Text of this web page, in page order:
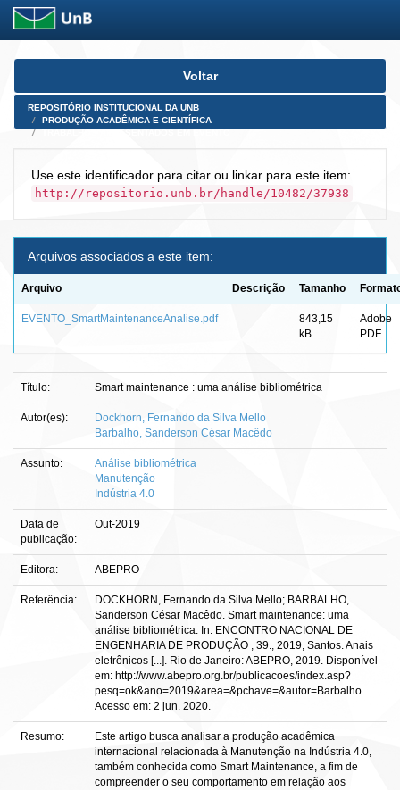
Skip
Voltar
REPOSITÓRIO INSTITUCIONAL DA UNB
PRODUÇÃO ACADÊMICA E CIENTÍFICA
Use este identificador para citar ou linkar para este item:
http://repositorio.unb.br/handle/10482/37938
Arquivos associados a este item:
Arquivo Descrição Tamanho
EVENTO_SmartMaintenanceAnalise.pdf
843,15
kB
Adobe
PDF
Título: Smart maintenance : uma análise bibliométrica
Autor(es):
Dockhorn, Fernando da Silva Mello
Barbalho, Sanderson César Macêdo
Assunto:
Análise bibliométrica
Manutenção
Indústria 4.0
Data de
publicação:
Out-2019
Editora: ABEPRO
Referência:
DOCKHORN, Fernando da Silva Mello; BARBALHO,
Sanderson César Macêdo. Smart maintenance: uma
análise bibliométrica. In: ENCONTRO NACIONAL DE
ENGENHARIA DE PRODUÇÃO , 39., 2019, Santos. Anais
eletrônicos [...]. Rio de Janeiro: ABEPRO, 2019. Disponível
em: http://www.abepro.org.br/publicacoes/index.asp?
pesq=ok&ano=2019&area=&pchave=&autor=Barbalho.
Acesso em: 2 jun. 2020.
Resumo:
Este artigo busca analisar a produção acadêmica
internacional relacionada à Manutenção na Indústria 4.0,
também conhecida como Smart Maintenance, a fim de
compreender o seu comportamento em relação aos